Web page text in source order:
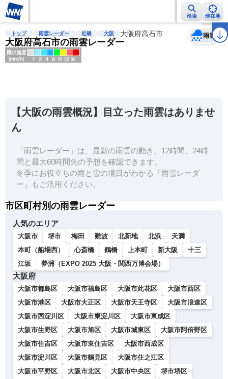
検索 現在地
雨雲レーダー 台風情報 地震情報 警報・注意報 2週間天気 ラ
トップ 雨雲レーダー 近畿 大阪 大阪府高石市
大阪府高石市の雨雲レーダー
雨雲
天気 台風
【大阪の雨雲概況】目立った雨雲はありませ
ん
「雨雲レーダー」は、最新の雨雲の動き、12時間、24時
間と最大60時間先の予想を確認できます。
冬季にお役立ちの雨と雪の境目がわかる「雨雪レーダ
ー」もご活用ください。
市区町村別の雨雲レーダー
人気のエリア
大阪市 堺市 梅田 難波 北新地 北浜
天満
本町（船場西）
心斎橋 鶴橋 上本町 新大阪
十三
江坂
夢洲（EXPO 2025 大阪・関西万博会場）
大阪府
大阪市都島区 大阪市福島区 大阪市此花区
大阪市西区
大阪市港区
大阪市大正区 大阪市天王寺区
大阪市浪速区
大阪市西淀川区
大阪市東淀川区
大阪市東成区
大阪市生野区
大阪市旭区 大阪市城東区
大阪市阿倍野区
大阪市住吉区
大阪市東住吉区
大阪市西成区
大阪市淀川区
大阪市鶴見区
大阪市住之江区
大阪市平野区
大阪市北区 大阪市中央区
堺市堺区